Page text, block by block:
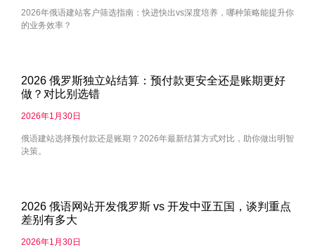
2026年俄语建站客户筛选指南：快进快出vs深度培养，哪种策略能提升你
的业务效率？
2026 俄罗斯独立站结算：预付款更安全还是账期更好
做？对比别选错
2026年1月30日
俄语建站选择预付款还是账期？2026年最新结算方式对比，助你做出明智
决策。
2026 俄语网站开发俄罗斯 vs 开发中亚五国，谈判重点
差别有多大
2026年1月30日